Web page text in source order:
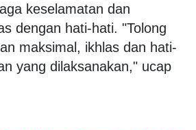
keselamatan dan
dengan hati-hati. "Tolong
maksimal, ikhlas dan hati-
yang dilaksanakan," ucap